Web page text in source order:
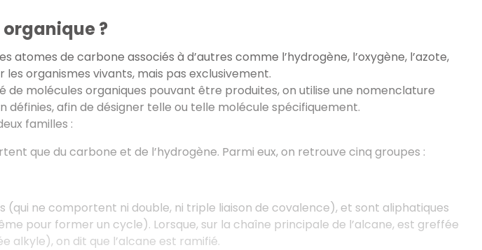
organique ?
atomes de carbone associés à d’autres comme l’hydrogène, l’oxygène, l’azote,
organismes vivants, mais pas exclusivement.
de molécules organiques pouvant être produites, on utilise une nomenclature
afin de désigner telle ou telle molécule spécifiquement.
familles :
que du carbone et de l’hydrogène. Parmi eux, on retrouve cinq groupes :
(qui ne comportent ni double, ni triple liaison de covalence), et sont aliphatiques
pour former un cycle). Lorsque, sur la chaîne principale de l’alcane, est greffée
alkyle), on dit que l’alcane est ramifié.